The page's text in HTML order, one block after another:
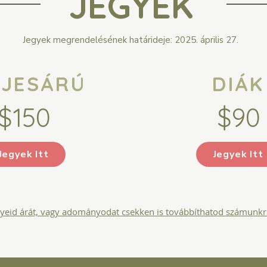
Jegyek megrendelésének határideje: 2025. április 27.
DIÁK
$90
Itt Jegyek Itt
árát, vagy adományodat csekken is továbbíthatod